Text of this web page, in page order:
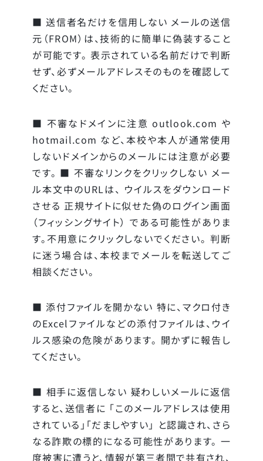
■ 送信者名だけを信用しない メールの送信
元（FROM）は、技術的に簡単に偽装すること
が可能です。 表示されている名前だけで判断
せず、必ずメールアドレスそのものを確認して
ください。
■ 不審なドメインに注意 outlook.com や
hotmail.com など、本校や本人が通常使用
しないドメインからのメールには注意が必要
です。 ■ 不審なリンクをクリックしない メー
ル本文中のURLは、 ウイルスをダウンロード
させる 正規サイトに似せた偽のログイン画面
（フィッシングサイト） である可能性がありま
す。不用意にクリックしないでください。 判断
に迷う場合は、本校までメールを転送してご
相談ください。
■ 添付ファイルを開かない 特に、マクロ付き
のExcelファイルなどの添付ファイルは、ウイ
ルス感染の危険があります。 開かずに報告し
てください。
■ 相手に返信しない 疑わしいメールに返信
すると、送信者に 「このメールアドレスは使用
されている」「だましやすい」 と認識され、さら
なる詐欺の標的になる可能性があります。 一
度被害に遭うと、情報が第三者間で共有され、